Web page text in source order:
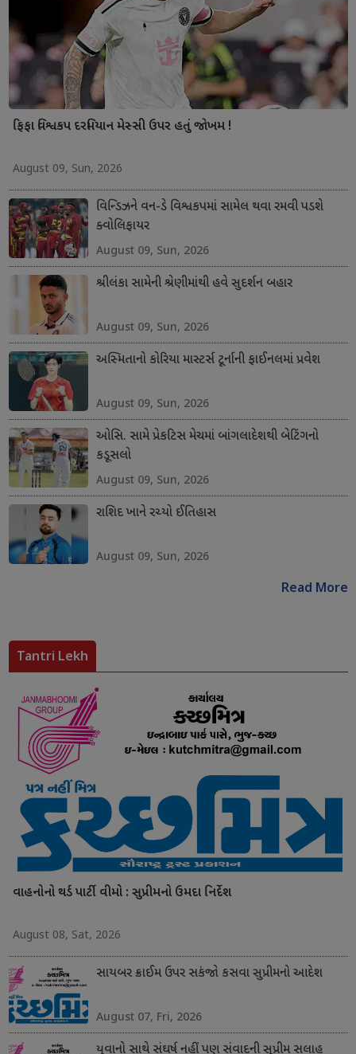
ફિફા વિશ્વકપ દરમિયાન મેસ્સી ઉપર હતું જોખમ !
August 09, Sun, 2026
વિન્ડિઝને વન-ડે વિશ્વકપમાં સામેલ થવા રમવી પડશે
ક્વોલિફાયર
August 09, Sun, 2026
શ્રીલંકા સામેની શ્રેણીમાંથી હવે સુદર્શન બહાર
August 09, Sun, 2026
અસ્મિતાનો કોરિયા માસ્ટર્સ ટૂર્નાની ફાઈનલમાં પ્રવેશ
August 09, Sun, 2026
ઓસિ. સામે પ્રેકટિસ મેચમાં બાંગલાદેશથી બેટિંગનો
કડૂસલો
August 09, Sun, 2026
રાશિદ ખાને રચ્યો ઈતિહાસ
August 09, Sun, 2026
Read More
Tantri Lekh
વાહનોનો થર્ડ પાર્ટી વીમો : સુપ્રીમનો ઉમદા નિર્દેશ
August 08, Sat, 2026
સાયબર ક્રાઈમ ઉપર સકંજો કસવા સુપ્રીમનો આદેશ
August 07, Fri, 2026
યુવાનો સાથે સંઘર્ષ નહીં પણ સંવાદની સુપ્રીમ સલાહ